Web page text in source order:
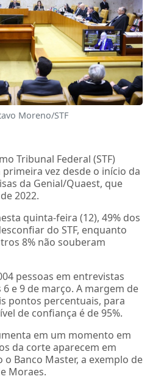
Moreno/STF
Tribunal Federal (STF)
vez desde o início da
da Genial/Quaest, que
2022.
quinta-feira (12), 49% dos
do STF, enquanto
8% não souberam
pessoas em entrevistas
e 9 de março. A margem de
pontos percentuais, para
de confiança é de 95%.
em um momento em
da corte aparecem em
Banco Master, a exemplo de
Moraes.